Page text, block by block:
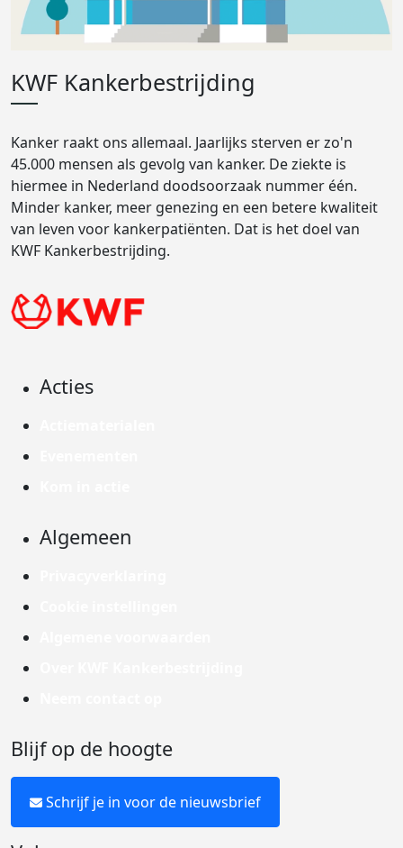
KWF Kankerbestrijding
Kanker raakt ons allemaal. Jaarlijks sterven er zo'n
45.000 mensen als gevolg van kanker. De ziekte is
hiermee in Nederland doodsoorzaak nummer één.
Minder kanker, meer genezing en een betere kwaliteit
van leven voor kankerpatiënten. Dat is het doel van
KWF Kankerbestrijding.
Acties
Algemeen
Blijf op de hoogte
Schrijf je in voor de nieuwsbrief